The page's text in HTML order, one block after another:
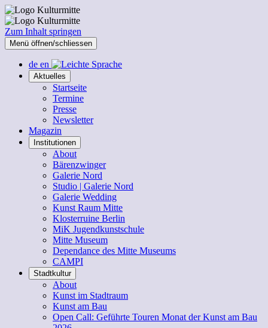
Zum Inhalt springen
Menü öffnen/schliessen
de en
Aktuelles
Startseite
Termine
Presse
Newsletter
Magazin
Institutionen
About
Bärenzwinger
Galerie Nord
Studio | Galerie Nord
Galerie Wedding
Kunst Raum Mitte
Klosterruine Berlin
MiK Jugendkunstschule
Mitte Museum
Dependance des Mitte Museums
CAMPI
Stadtkultur
About
Kunst im Stadtraum
Kunst am Bau
Open Call: Geführte Touren Monat der Kunst am Bau